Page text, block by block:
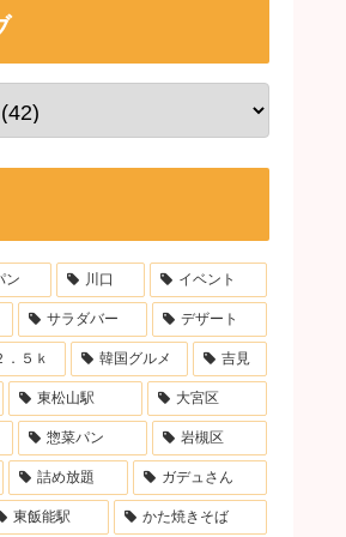
ン 川口 イベント
サラダバー デザート
．５ｋ 韓国グルメ 吉見
東松山駅 大宮区
惣菜パン 岩槻区
詰め放題 ガデュさん
東飯能駅 かた焼きそば